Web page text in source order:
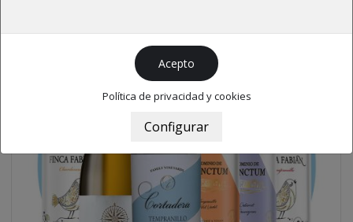
Política de privacidad y cookies